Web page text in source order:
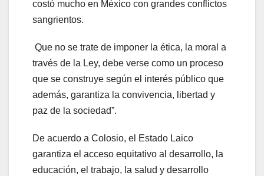
costó mucho en México con grandes conflictos
sangrientos.
Que no se trate de imponer la ética, la moral a
través de la Ley, debe verse como un proceso
que se construye según el interés público que
además, garantiza la convivencia, libertad y
paz de la sociedad”.
De acuerdo a Colosio, el Estado Laico
garantiza el acceso equitativo al desarrollo, la
educación, el trabajo, la salud y desarrollo